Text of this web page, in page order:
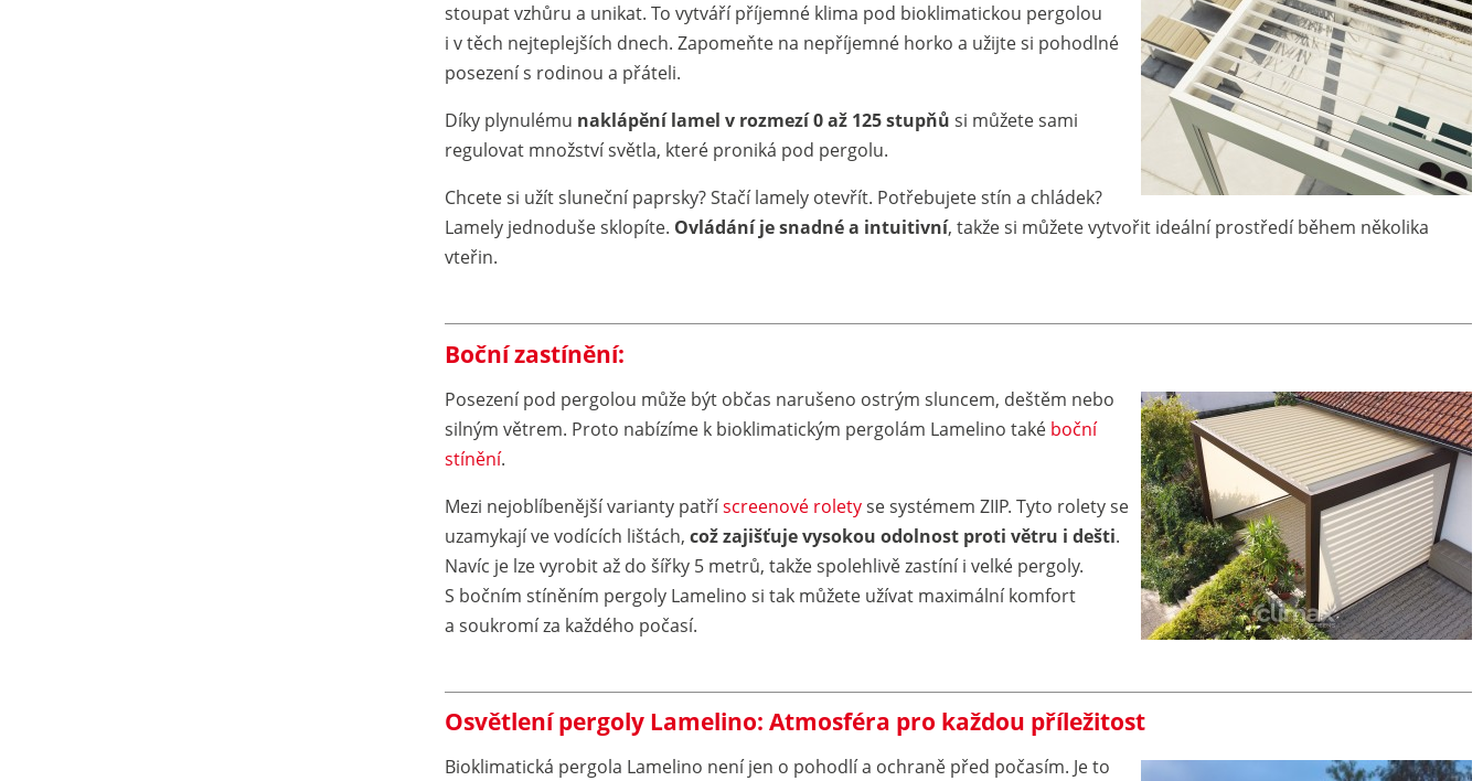
stoupat vzhůru a unikat. To vytváří příjemné klima pod bioklimatickou pergolou
i v těch nejteplejších dnech. Zapomeňte na nepříjemné horko a užijte si pohodlné
posezení s rodinou a přáteli.
Díky plynulému naklápění lamel v rozmezí 0 až 125 stupňů si můžete sami
regulovat množství světla, které proniká pod pergolu.
Chcete si užít sluneční paprsky? Stačí lamely otevřít. Potřebujete stín a chládek?
Lamely jednoduše sklopíte. Ovládání je snadné a intuitivní, takže si můžete vytvořit ideální prostředí během několika
vteřin.
Boční zastínění:
Posezení pod pergolou může být občas narušeno ostrým sluncem, deštěm nebo
silným větrem. Proto nabízíme k bioklimatickým pergolám Lamelino také boční
stínění.
Mezi nejoblíbenější varianty patříscreenové roletyse systémem ZIIP. Tyto rolety se
uzamykají ve vodících lištách,což zajišťuje vysokou odolnost proti větru i dešti.
Navíc je lze vyrobit až do šířky 5 metrů, takže spolehlivě zastíní i velké pergoly.
S bočním stíněním pergoly Lamelino si tak můžete užívat maximální komfort
a soukromí za každého počasí.
Osvětlení pergoly Lamelino: Atmosféra pro každou příležitost
Bioklimatická pergola Lamelino není jen o pohodlí a ochraně před počasím. Je to